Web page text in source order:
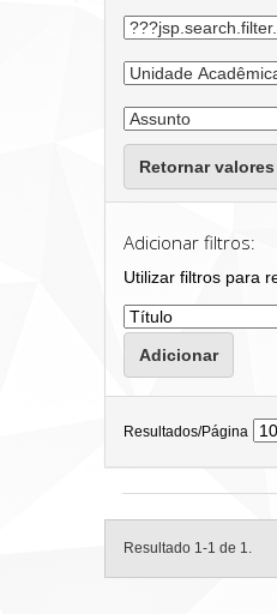
Retornar valores
Adicionar filtros:
Utilizar filtros para
Resultados/Página
Resultado 1-1 de 1.